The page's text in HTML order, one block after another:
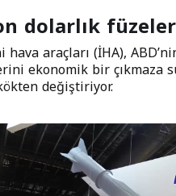
dolarlık
araçları (İHA),
ekonomik bir çıkmaza
değiştiriyor.